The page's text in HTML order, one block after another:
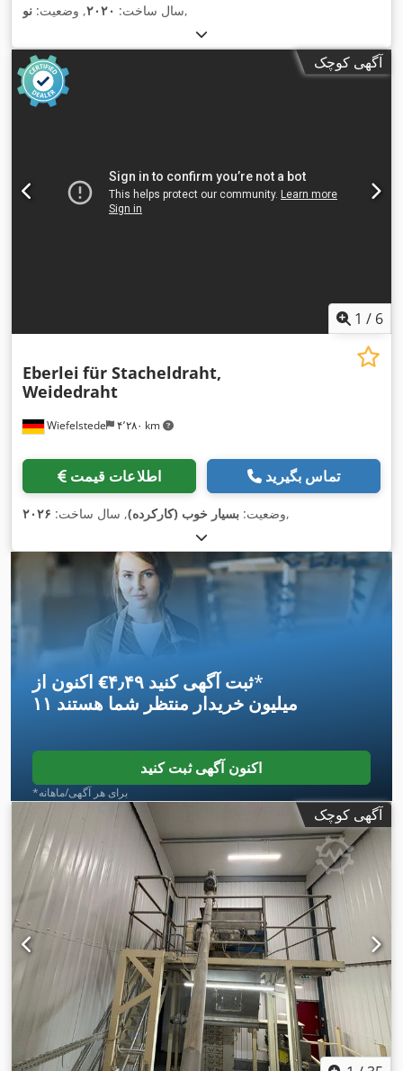
سال ساخت: ۲۰۲۰, وضعیت: نو ,
آگهی کوچک
1 / 6
Wiefelstede ۴٬۲۸۰ km
Eberlei für Stacheldraht,
Weidedraht
اطلاعات قیمت تماس بگیرید
وضعیت: بسیار خوب (کارکرده), سال ساخت: ۲۰۲۶ ,
اکنون از ‎€۴٫۴۹ ثبت آگهی کنید*
۱۱ میلیون خریدار منتظر شما هستند
اکنون آگهی ثبت کنید
*برای هر آگهی/ماهانه
آگهی کوچک